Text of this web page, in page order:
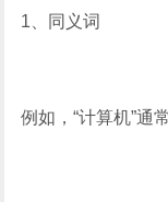
1、同义词
例如，“计算机”通